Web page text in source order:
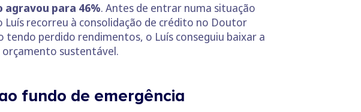
agravou para 46%. Antes de entrar numa situação
Luís recorreu à consolidação de crédito no Doutor
tendo perdido rendimentos, o Luís conseguiu baixar a
orçamento sustentável.
fundo de emergência